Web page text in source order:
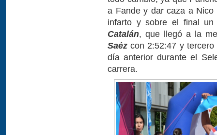
a Fande y dar caza a
infarto y sobre el final
Catalán, que llegó a la
Saéz con 2:52:47 y tercero
día anterior durante el
carrera.